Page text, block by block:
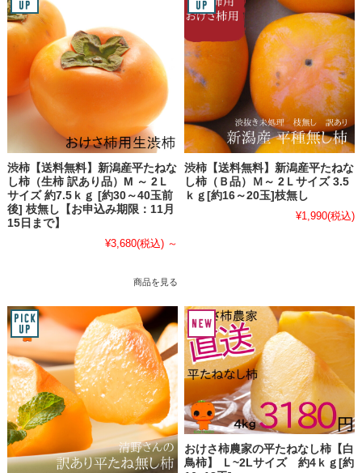
渋柿【送料無料】新潟産平たねな
し柿（生柿 訳あり品）M ～ 2Ｌ
サイズ 約7.5ｋｇ [約30～40玉前
後] 枝無し【お申込み期限：11月
15日まで】
¥3,680(税込) ～
商品を見る
渋柿【送料無料】新潟産平たねな
し柿（Ｂ品）Ｍ～ 2Ｌサイズ 3.5
ｋｇ[約16～20玉]枝無し
¥1,990(税込)
おけさ柿農家の平たねなし柿【白
鳥柿】 Ｌ~2Lサイズ 約4ｋｇ[約